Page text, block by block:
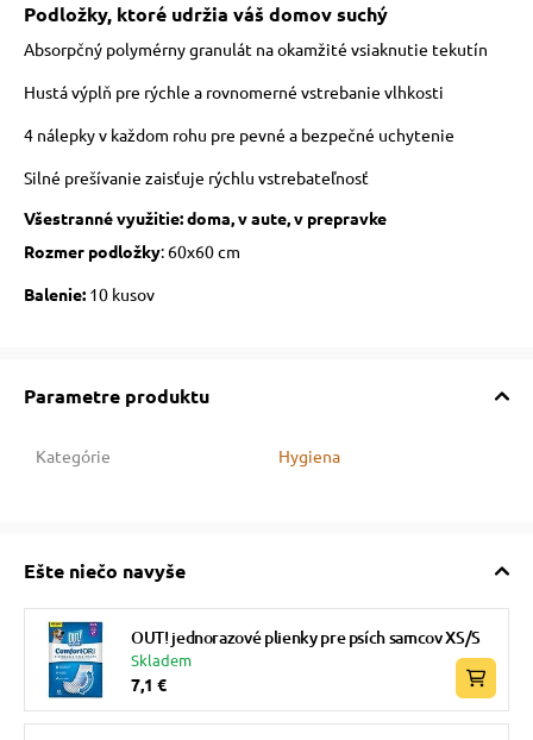
Podložky, ktoré udržia váš domov suchý
Absorpčný polymérny granulát na okamžité vsiaknutie tekutín
Hustá výplň pre rýchle a rovnomerné vstrebanie vlhkosti
4 nálepky v každom rohu pre pevné a bezpečné uchytenie
Silné prešívanie zaisťuje rýchlu vstrebateľnosť
Všestranné využitie: doma, v aute, v prepravke
Rozmer podložky: 60x60 cm
Balenie:10 kusov
Parametre produktu
Kategórie Hygiena
Ešte niečo navyše
OUT! jednorazové plienky pre psích samcov XS/S
Skladem
7,1 €